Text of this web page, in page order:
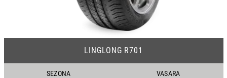
LINGLONG R701
SEZONA VASARA